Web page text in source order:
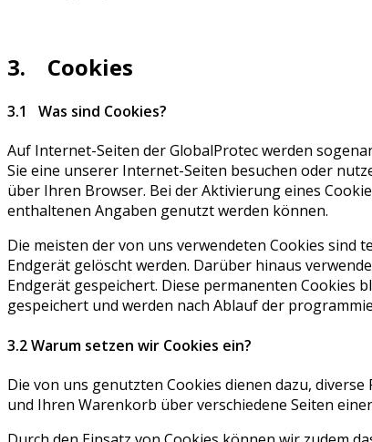
3. Cookies
3.1 Was sind Cookies?
Auf Internet-Seiten der GlobalProtec werden
Sie eine unserer Internet-Seiten besuchen oder
über Ihren Browser. Bei der Aktivierung eines
enthaltenen Angaben genutzt werden können.
Die meisten der von uns verwendeten Cookies sind
Endgerät gelöscht werden. Darüber hinaus
Endgerät gespeichert. Diese permanenten Cookies
gespeichert und werden nach Ablauf der
3.2 Warum setzen wir Cookies ein?
Die von uns genutzten Cookies dienen dazu,
und Ihren Warenkorb über verschiedene Seiten